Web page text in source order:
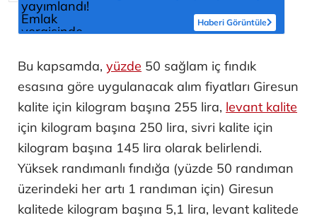
Haberi Görüntüle
Bu kapsamda, yüzde 50 sağlam iç fındık
esasına göre uygulanacak alım fiyatları Giresun
kalite için kilogram başına 255 lira, levant kalite
için kilogram başına 250 lira, sivri kalite için
kilogram başına 145 lira olarak belirlendi.
Yüksek randımanlı fındığa (yüzde 50 randıman
üzerindeki her artı 1 randıman için) Giresun
kalitede kilogram başına 5,1 lira, levant kalitede